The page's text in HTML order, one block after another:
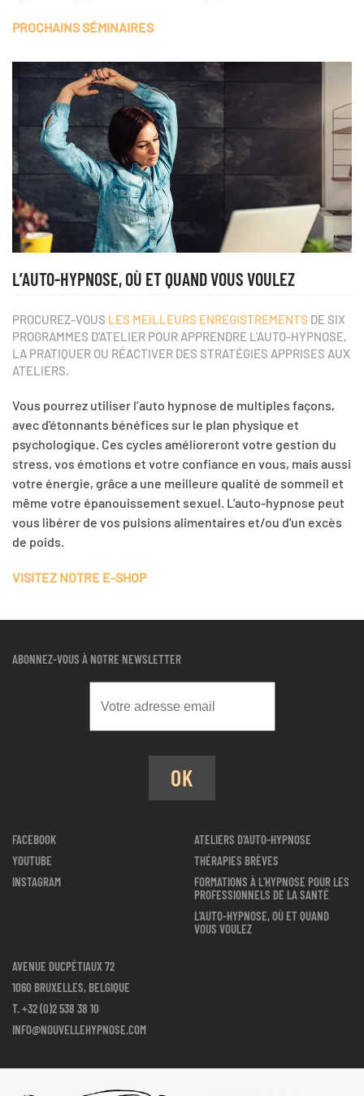
PROCHAINS SÉMINAIRES
L’AUTO-HYPNOSE, OÙ ET QUAND VOUS VOULEZ
PROCUREZ-VOUS LES MEILLEURS ENREGISTREMENTS DE SIX
PROGRAMMES D’ATELIER POUR APPRENDRE L’AUTO-HYPNOSE,
LA PRATIQUER OU RÉACTIVER DES STRATÉGIES APPRISES AUX
ATELIERS.
Vous pourrez utiliser l’auto hypnose de multiples façons,
avec d'étonnants bénéfices sur le plan physique et
psychologique. Ces cycles amélioreront votre gestion du
stress, vos émotions et votre confiance en vous, mais aussi
votre énergie, grâce a une meilleure qualité de sommeil et
même votre épanouissement sexuel. L'auto-hypnose peut
vous libérer de vos pulsions alimentaires et/ou d'un excès
de poids.
VISITEZ NOTRE E-SHOP
ABONNEZ-VOUS À NOTRE NEWSLETTER
OK
FACEBOOK
YOUTUBE
INSTAGRAM
ATELIERS D'AUTO-HYPNOSE
THÉRAPIES BRÈVES
FORMATIONS À L'HYPNOSE POUR LES
PROFESSIONNELS DE LA SANTÉ
L'AUTO-HYPNOSE, OÙ ET QUAND
VOUS VOULEZ
AVENUE DUCPÉTIAUX 72
1060 BRUXELLES, BELGIQUE
T.+32 (0)2 538 38 10
INFO@NOUVELLEHYPNOSE.COM